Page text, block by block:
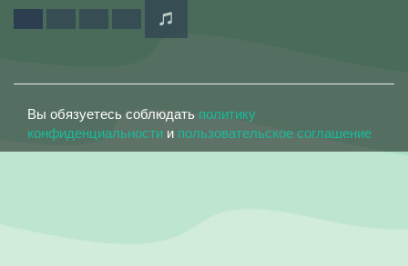
Вы обязуетесь соблюдать политику
конфиденциальности и пользовательское соглашение